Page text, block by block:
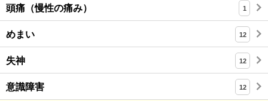
頭痛（慢性の痛み） 1
めまい 12
失神 12
意識障害 12